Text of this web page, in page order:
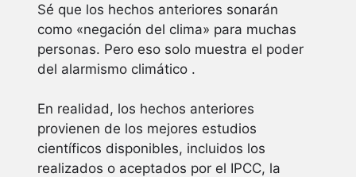
Sé que los hechos anteriores sonarán
como «negación del clima» para muchas
personas. Pero eso solo muestra el poder
del alarmismo climático .
En realidad, los hechos anteriores
provienen de los mejores estudios
científicos disponibles, incluidos los
realizados o aceptados por el IPCC, la